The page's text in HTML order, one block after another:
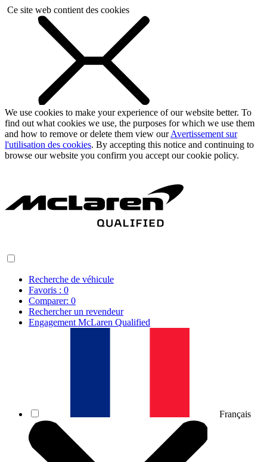
Ce site web contient des cookies
We use cookies to make your experience of our website better. To
find out what cookies we use, the purposes for which we use them
and how to remove or delete them view ourAvertissement sur
l'utilisation des cookies. By accepting this notice and continuing to
browse our website you confirm you accept our cookie policy.
Recherche de véhicule
Favoris : 0
Comparer: 0
Rechercher un revendeur
Engagement McLaren Qualified
Français